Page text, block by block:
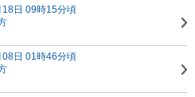
日 09時15分頃
日 01時46分頃